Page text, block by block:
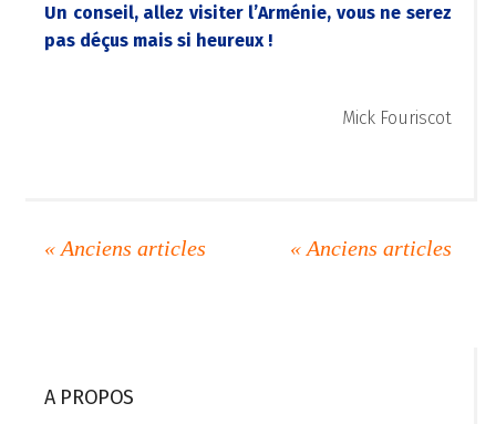
Un conseil, allez visiter l’Arménie, vous ne serez
pas déçus mais si heureux !
Mick Fouriscot
A PROPOS